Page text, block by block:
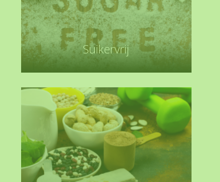
Suikervrij